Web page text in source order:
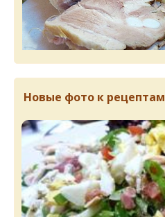
Новые фото к рецептам